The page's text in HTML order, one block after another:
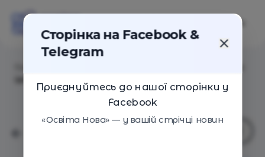
Сторінка на Facebook &
Telegram
Приєднуйтесь до нашої сторінки у
Facebook
«Освіта Нова» — у вашій стрічці новин